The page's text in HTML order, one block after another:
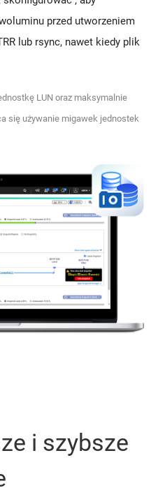
przed utworzeniem
lub rsync, nawet kiedy plik
LUN oraz maksymalnie
się używanie migawek jednostek
i szybsze